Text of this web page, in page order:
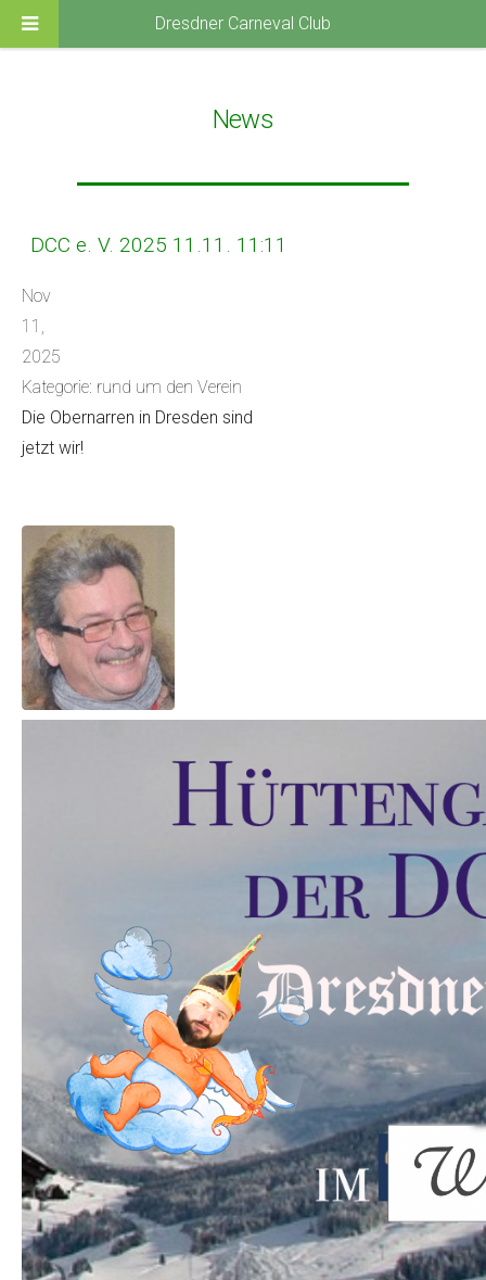
News
DCC e. V. 2025 11.11. 11:11
Nov
11,
2025
Kategorie: rund um den Verein
Die Obernarren in Dresden sind
jetzt wir!
Dresdner Carneval Club